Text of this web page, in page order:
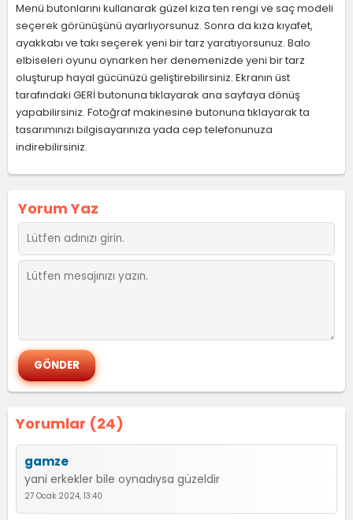
Menü butonlarını kullanarak güzel kıza ten rengi ve saç modeli
seçerek görünüşünü ayarlıyorsunuz. Sonra da kıza kıyafet,
ayakkabı ve takı seçerek yeni bir tarz yaratıyorsunuz. Balo
elbiseleri oyunu oynarken her denemenizde yeni bir tarz
oluşturup hayal gücünüzü geliştirebilirsiniz. Ekranın üst
tarafındaki GERİ butonuna tıklayarak ana sayfaya dönüş
yapabilirsiniz. Fotoğraf makinesine butonuna tıklayarak ta
tasarımınızı bilgisayarınıza yada cep telefonunuza
indirebilirsiniz.
Yorumlar (24)
gamze
yani erkekler bile oynadıysa güzeldir
27 Ocak 2024, 13:40
Yorum Yaz